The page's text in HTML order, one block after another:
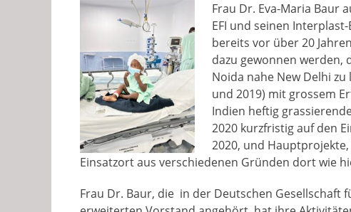
Frau Dr. Eva-Maria Baur
EFI und seinen
bereits vor über 20
dazu gewonnen werden,
Noida nahe New Delhi
und 2019) mit grossem
Indien heftig
2020 kurzfristig auf den
2020, und
Einsatzort aus verschiedenen Gründen dort wie
Frau Dr. Baur, die in der Deutschen Gesellschaft